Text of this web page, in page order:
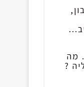
מה
?